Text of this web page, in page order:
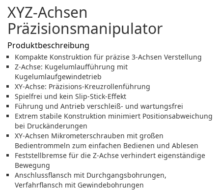
XYZ-Achsen
Präzisionsmanipulator
Produktbeschreibung
Kompakte Konstruktion für präzise 3-Achsen Verstellung
Z-Achse: Kugelumlaufführung mit
Kugelumlaufgewindetrieb
XY-Achse: Präzisions-Kreuzrollenführung
Spielfrei und kein Slip-Stick-Effekt
Führung und Antrieb verschleiß- und wartungsfrei
Extrem stabile Konstruktion minimiert Positionsabweichung
bei Druckänderungen
XY-Achsen Mikrometerschrauben mit großen
Bedientrommeln zum einfachen Bedienen und Ablesen
Feststellbremse für die Z-Achse verhindert eigenständige
Bewegung
Anschlussflansch mit Durchgangsbohrungen,
Verfahrflansch mit Gewindebohrungen